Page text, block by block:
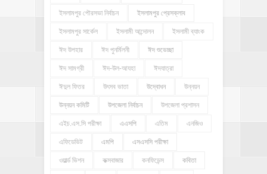
ইসলামপুর পৌরসভা নির্বাচন ইসলামপুর প্রেসক্লাব
ইসলামপুর সার্কেল ইসলামী আন্দোলন ইসলামী ব্যাংক
ঈদ উপহার ঈদ পুনর্মিলনী ঈদ শুভেচ্ছা
ঈদ সামগ্রী ঈদ-উল-আযহা ঈদযাত্রা
ঈদুল ফিতর উৎসব ভাতা উদ্বোধন উন্নয়ন
উন্নয়ন কমিটি উপজেলা নির্বাচন উপজেলা প্রশাসন
এইচ.এস.সি পরীক্ষা এএসপি এতিম এনজিও
এফিডেভিট এমপি এসএসসি পরীক্ষা
ওয়ার্ল্ড ভিশন কক্সবাজার কনফিডেন্স কবিতা